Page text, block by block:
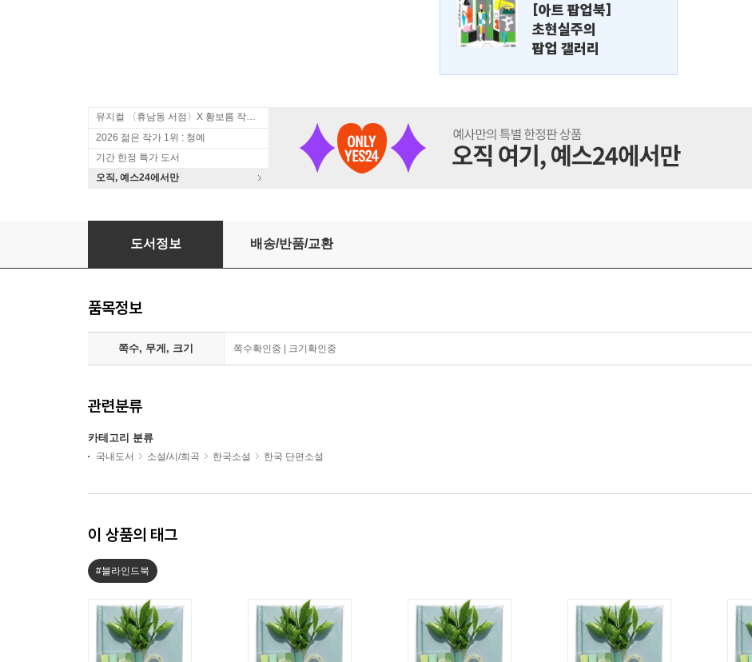
[아트 팝업북]
초현실주의
팝업 갤러리
뮤지컬 〈휴남동 서점〉X 황보름 작가 북토크
2026 젊은 작가 1위 : 청예
기간 한정 특가 도서
오직, 예스24에서만
[2026 젊은작가] 블라인드북 : 인류는 죽기로 합의했다.
도서정보 배송/반품/교환
품목정보
쪽수, 무게, 크기 쪽수확인중 | 크기확인중
관련분류
카테고리 분류
국내도서 소설/시/희곡 한국소설 한국 단편소설
이 상품의 태그
#블라인드북